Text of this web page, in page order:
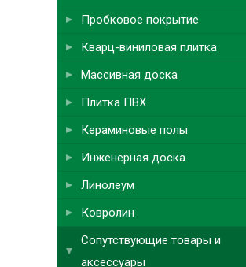
Пробковое покрытие
Кварц-виниловая плитка
Массивная доска
Плитка ПВХ
Кераминовые полы
Инженерная доска
Линолеум
Ковролин
Сопутствующие товары и
аксессуары